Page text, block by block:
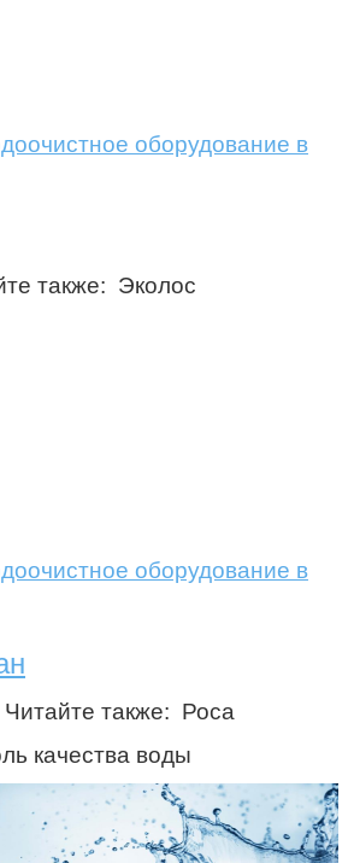
оборудование в
также: Эколос
оборудование в
также: Роса
качества воды